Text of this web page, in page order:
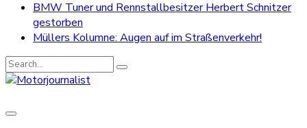
BMW Tuner und Rennstallbesitzer Herbert Schnitzer
gestorben
Müllers Kolumne: Augen auf im Straßenverkehr!
Search
for: